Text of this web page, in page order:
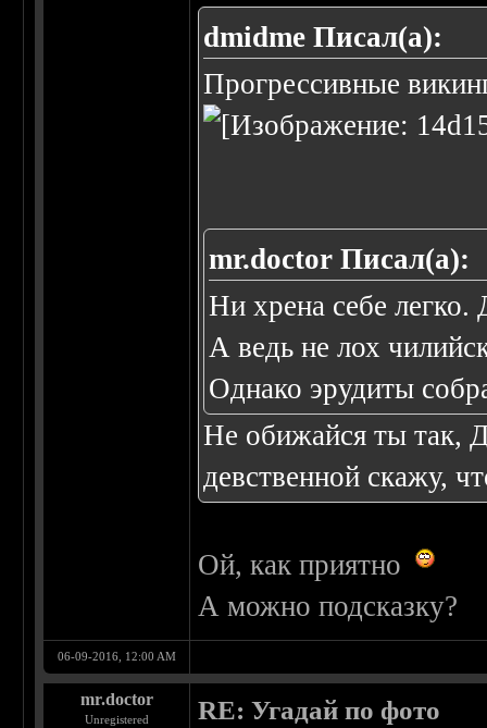
dmidme Писал(а):
Прогрессивные
mr.doctor Писал(а):
Ни хрена себе
А ведь не лох
Однако эрудиты
Не обижайся ты так,
девственной скажу,
Ой, как приятно
А можно подсказку?
06-09-2016, 12:00 AM
mr.doctor
Unregistered RE: Угадай по фото